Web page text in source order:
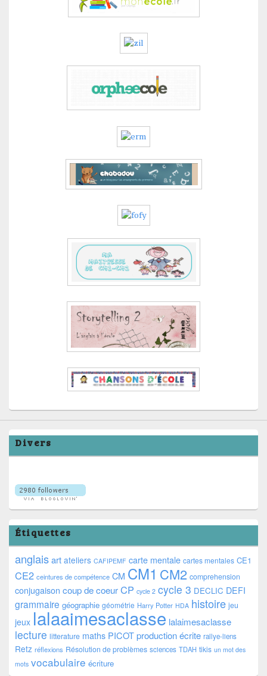
Divers
Étiquettes
anglaisart ateliers CAFIPEMF carte mentale cartes mentales CE1
CE2 ceintures de compétence CM CM1 CM2 comprehension
conjugaison coup de coeurCP cycle 2 cycle 3 DECLIC DEFI
grammaire géographie géométrie Harry Potter HDA histoire jeu
jeux lalaaimesaclasse lalaimesaclasse
lecture litterature maths PICOTproduction écrite rallye-liens
Retz réflexions Résolution de problèmes sciences TDAH tikis un mot des
mots vocabulaire écriture